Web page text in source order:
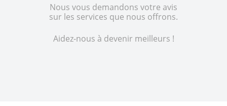
Nous vous demandons votre avis
sur les services que nous offrons.
Aidez-nous à devenir meilleurs !